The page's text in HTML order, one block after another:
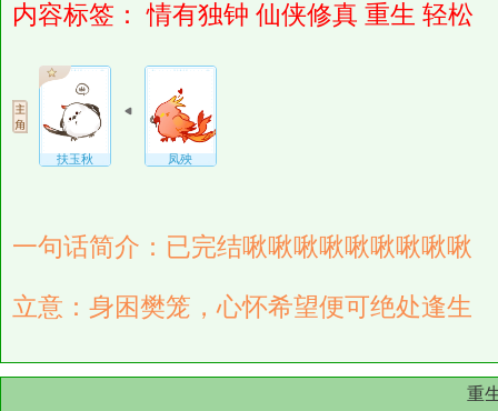
内容标签：
情有独钟 仙侠修真 重生 轻松
扶玉秋 凤殃
一句话简介：已完结啾啾啾啾啾啾啾啾啾
立意：身困樊笼，心怀希望便可绝处逢生
重